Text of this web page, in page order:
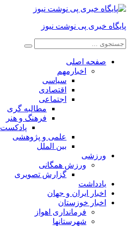
پایگاه خبری پی نوشت نیوز
صفحه اصلی
اخبارمهم
سیاسی
اقتصادی
اجتماعی
مطالبه گری
فرهنگ و هنر
پادکست
علمی و پژوهشی
بین الملل
ورزشی
ورزش همگانی
گزارش تصویری
یادداشت
اخبار ایران و جهان
اخبار خوزستان
فرمانداری اهواز
شهرستانها